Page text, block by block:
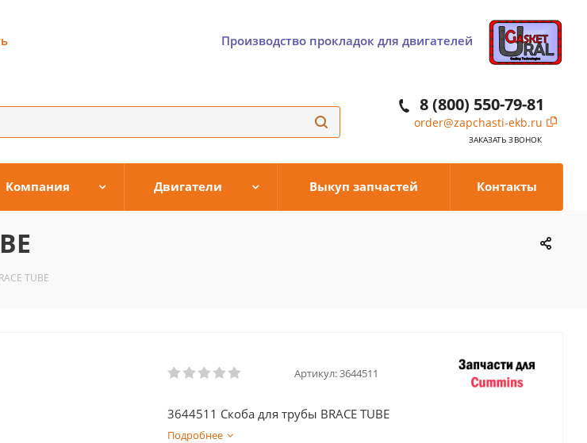
Производство прокладок для двигателей
8 (800) 550-79-81
order@zapchasti-ekb.ru
ЗАКАЗАТЬ ЗВОНОК
Компания Двигатели Выкуп запчастей Контакты
TUBE
Артикул:3644511
3644511 Скоба для трубы BRACE TUBE
Подробнее